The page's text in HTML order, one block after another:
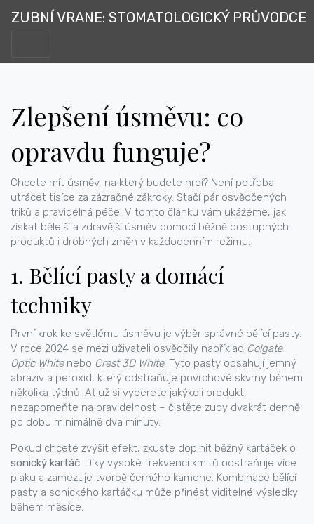
ZUBNÍ VRANE: STOMATOLOGICKÝ PRŮVODCE
Zlepšení úsměvu: co
opravdu funguje?
Chcete mít úsměv, na který budete hrdí? Není potřeba
utrácet tisíce za zázračné zákroky. Stačí pár osvědčených
triků a pravidelná péče. V tomto článku vám ukážeme, jak
získat bělejší a zdravější úsměv pomocí běžně dostupných
produktů i drobných změn v každodenním režimu.
1. Bělící pasty a domácí
techniky
První krok ke světlému úsměvu je výběr správné bělící pasty.
V roce 2024 se mezi uživateli osvědčily například Colgate
Optic Whitenebo Crest 3D White. Tyto pasty obsahují jemný
abraziv a peroxid, který odstraňuje povrchové skvrny během
několika týdnů. Ať už si vyberete jakýkoli produkt,
nezapomeňte na pravidelnost – čistěte zuby dvakrát denně
po dobu minimálně dva minuty.
Pokud chcete zvýšit efekt, zkuste doplnit běžný kartáček o
sonický kartáč. Díky vysoké frekvenci kmitů odstraňuje více
plaku a zamezuje tvorbě černého kamene. Kombinace bělící
pasty a sonického kartáčku může přinést viditelné výsledky
během měsíce.